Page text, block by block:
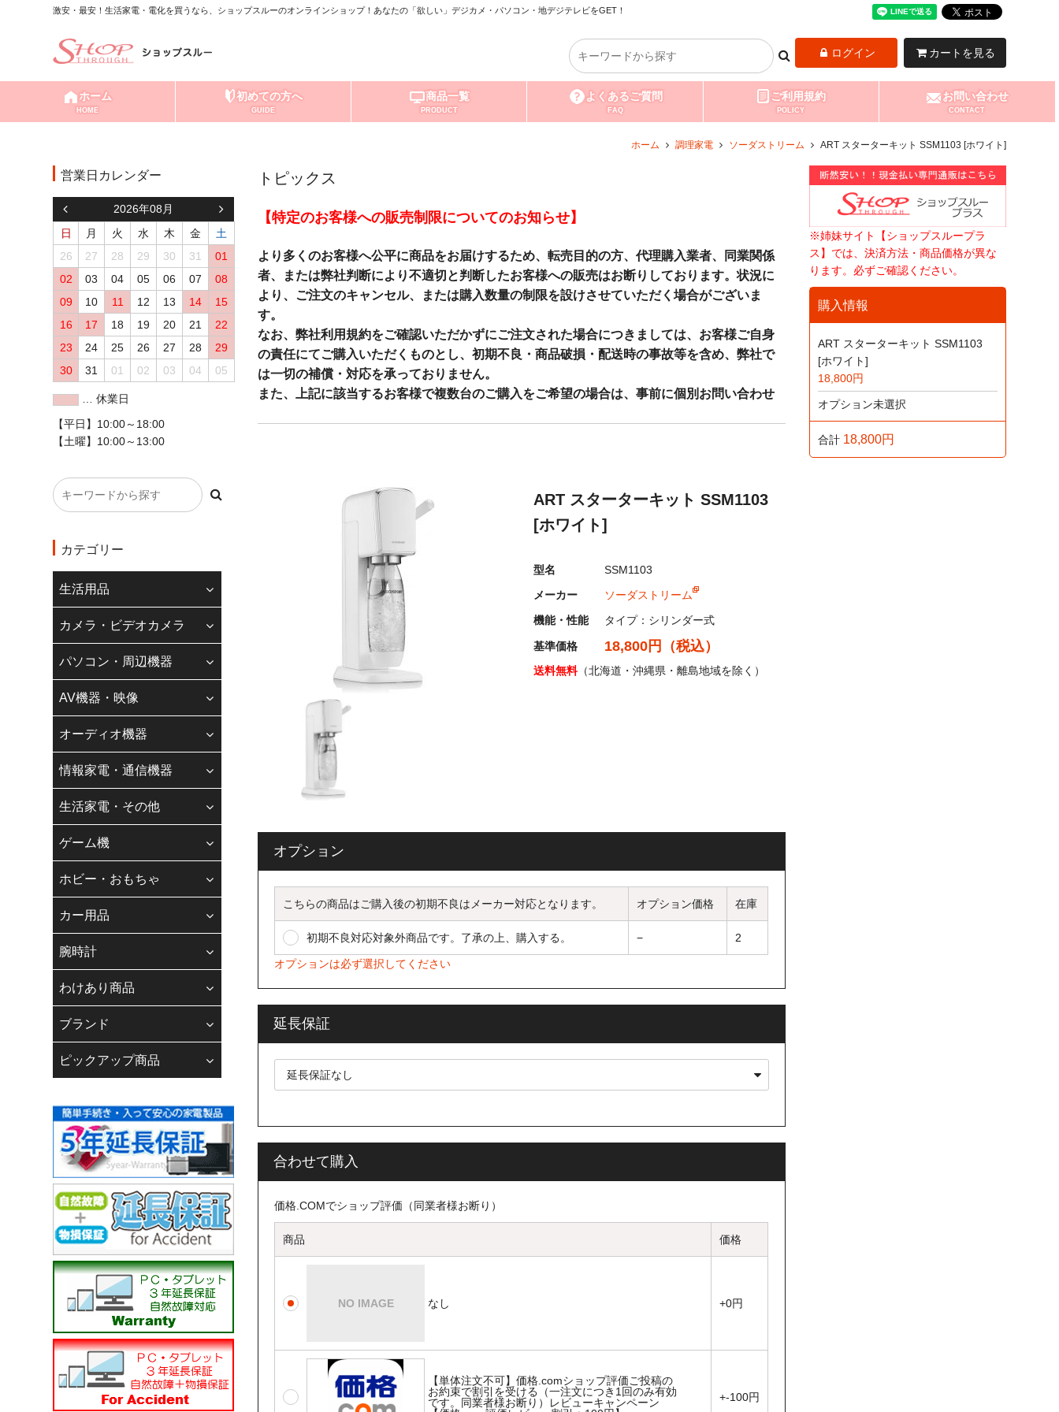
激安・最安！生活家電・電化を買うなら、ショップスルーのオンラインショップ！あなたの「欲しい」デジカメ・パソコン・地デジテレビをGET！
ログイン カートを見る
ホーム
HOME
初めての方へ
GUIDE
商品一覧
PRODUCT
よくあるご質問
FAQ
ご利用規約
POLICY
お問い合わせ
CONTACT
ホーム 調理家電 ソーダストリーム ART スターターキット SSM1103 [ホワイト]
トピックス
【特定のお客様への販売制限についてのお知らせ】
より多くのお客様へ公平に商品をお届けするため、転売目的の方、代理購入業者、同業関係
者、または弊社判断により不適切と判断したお客様への販売はお断りしております。状況に
より、ご注文のキャンセル、または購入数量の制限を設けさせていただく場合がございま
す。
なお、弊社利用規約をご確認いただかずにご注文された場合につきましては、お客様ご自身
の責任にてご購入いただくものとし、初期不良・商品破損・配送時の事故等を含め、弊社で
は一切の補償・対応を承っておりません。
また、上記に該当するお客様で複数台のご購入をご希望の場合は、事前に個別お問い合わせ
現在、20万円以上の決済につきましては不正利用防止・抑制の観点からセキュリティ対策の為ご利用い
また、一部のカメラ・レンズ類、当店指定商品につきましても不正利用が多発しており商品の価格、種類
によってクレジットカード決済、PayPay、コンビニ払いにつきましては使用可否制限を設けておりま
ご理解の程よろしくお願いいたします。
インボイス制度に関するお知らせ
当店のインボイス制度の対応といたしまて、適格請求書登録番号記載の納品書を発行しております。※代
適格請求書登録番号記載の領収書をご希望のお客様（代金引換以外のご注文の方）はご注文時備考欄にて
ご要望ください。電子発行をさせていただきます。
株式会社若葉 T9240001021384
お客様各位
平素は、格別のご愛願を賜り厚く御礼申し上げます。
現在、スタッフのテレワーク及び人員縮小により、当面の間お電話での対応を休止させていただいており
ます。
お客様にはご不便をおかけいたしますが、ご理解賜りますようお願いいたします。
なお、お問い合わせフォームは通常とおり対応させていただいております。メール及びサイト内のお問い
合わせフォ-ムにてご連絡ください。
納期、在庫、お支払方法等のお問い合わせは、よくあるご質問をご確認ください。
をご利用のお客様へ
「迷惑メール防止機能」によって弊社からの注文確定メール（自動返信）が正常に受信できていない可能性がありますの
で、あらかじめメールアドレスの登録をおすすめいたします。
当店振込口座
下記の銀行口座へお支払下さい。原則、ご入金確認後の発送となります。
りそな銀行 広島支店
------------------------------------------------
広島銀行 江波支店
株式会社 若葉 カ）ワカバ
------------------------------------------------
ART スターターキット SSM1103
[ホワイト]
型名
SSM1103
メーカー
ソーダストリーム
機能・性能
タイプ：シリンダー式
基準価格 18,800円（税込）
送料無料（北海道・沖縄県・離島地域を除く）
オプション
こちらの商品はご購入後の初期不良はメーカー対応となります。 オプション価格 在庫
初期不良対応対象外商品です。了承の上、購入する。 − 2
オプションは必ず選択してください
延長保証
合わせて購入
価格.COMでショップ評価（同業者様お断り）
商品 価格
なし +0円
【単体注文不可】価格.comショップ評価ご投稿の
お約束で割引を受ける（一注文につき1回のみ有効
です。同業者様お断り）レビューキャンペーン
+-100円
※姉妹サイト【ショップスループラ
ス】では、決済方法・商品価格が異な
ります。必ずご確認ください。
購入情報
ART スターターキット SSM1103
[ホワイト]
18,800円
オプション未選択
合計 18,800円
営業日カレンダー
2026年08月
日
月 火 水 木 金
土
26
27 28 29 30 31
01
02
03 04 05 06 07
08
09
10 11 12 13 14
15
16
17 18 19 20 21
22
23
24 25 26 27 28
29
30
31 01 02 03 04 05
… 休業日
【平日】10:00～18:00
【土曜】10:00～13:00
カテゴリー
生活用品
カメラ・ビデオカメラ
パソコン・周辺機器
AV機器・映像
オーディオ機器
情報家電・通信機器
生活家電・その他
ゲーム機
ホビー・おもちゃ
カー用品
腕時計
わけあり商品
ブランド
ピックアップ商品